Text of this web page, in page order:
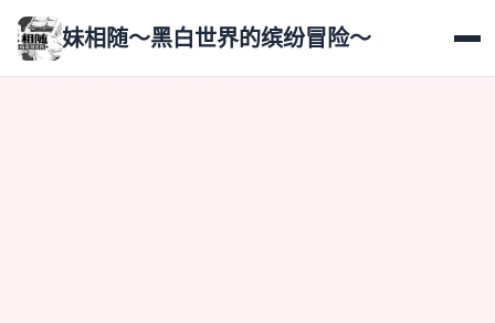
妹相随～黑白世界的缤纷冒险～